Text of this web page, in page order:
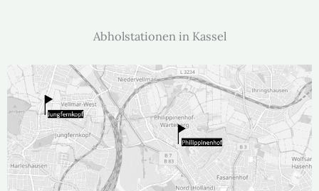
Abholstationen in Kassel